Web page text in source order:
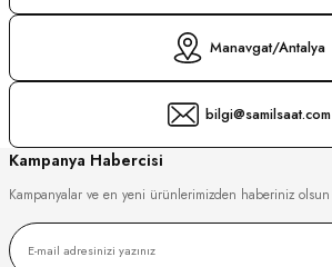
Manavgat/Antalya
bilgi@samilsaat.com
Kampanya Habercisi
Kampanyalar ve en yeni ürünlerimizden haberiniz olsun